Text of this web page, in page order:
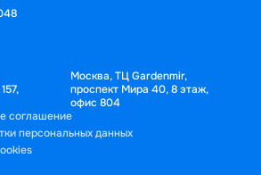
Москва, ТЦ Gardenmir,
проспект Мира 40, 8 этаж,
офис 804
соглашение
персональных данных